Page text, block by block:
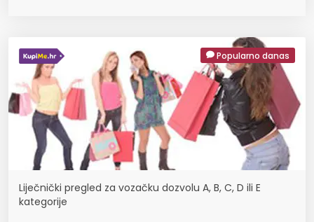
Popularno danas
Liječnički pregled za vozačku dozvolu A, B, C, D ili E
kategorije